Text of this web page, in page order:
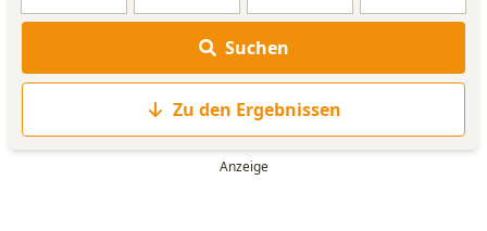
WORTLISTE
Suchen
Zu den Ergebnissen